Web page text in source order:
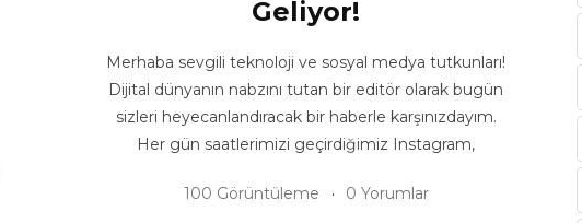
Geliyor!
Merhaba sevgili teknoloji ve sosyal medya tutkunları!
Dijital dünyanın nabzını tutan bir editör olarak bugün
sizleri heyecanlandıracak bir haberle karşınızdayım.
Her gün saatlerimizi geçirdiğimiz Instagram,
100 Görüntüleme 0 Yorumlar